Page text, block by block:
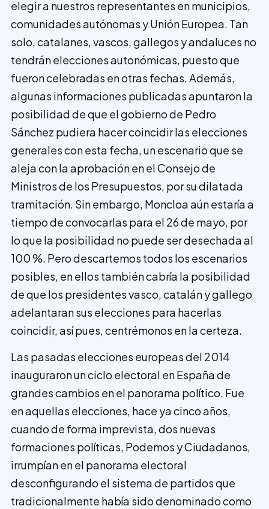
elegir a nuestros representantes en municipios,
comunidades autónomas y Unión Europea. Tan
solo, catalanes, vascos, gallegos y andaluces no
tendrán elecciones autonómicas, puesto que
fueron celebradas en otras fechas. Además,
algunas informaciones publicadas apuntaron la
posibilidad de que el gobierno de Pedro
Sánchez pudiera hacer coincidir las elecciones
generales con esta fecha, un escenario que se
aleja con la aprobación en el Consejo de
Ministros de los Presupuestos, por su dilatada
tramitación. Sin embargo, Moncloa aún estaría a
tiempo de convocarlas para el 26 de mayo, por
lo que la posibilidad no puede ser desechada al
100 %. Pero descartemos todos los escenarios
posibles, en ellos también cabría la posibilidad
de que los presidentes vasco, catalán y gallego
adelantaran sus elecciones para hacerlas
coincidir, así pues, centrémonos en la certeza.
Las pasadas elecciones europeas del 2014
inauguraron un ciclo electoral en España de
grandes cambios en el panorama político. Fue
en aquellas elecciones, hace ya cinco años,
cuando de forma imprevista, dos nuevas
formaciones políticas, Podemos y Ciudadanos,
irrumpían en el panorama electoral
desconfigurando el sistema de partidos que
tradicionalmente había sido denominado como